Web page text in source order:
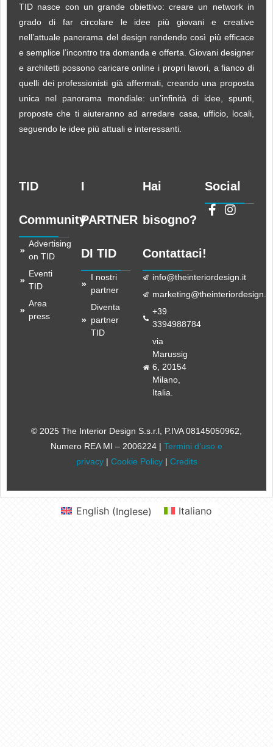
TID nasce con un grande obiettivo: creare un network in
grado di far circolare le idee più giovani e creative
nell’attuale panorama del design rendendo così più efficace
e semplice l’incontro tra domanda e offerta. Giovani designer
e architetti possono caricare online i propri lavori, a fianco di
quelli dei professionisti già affermati, creando una proposta
unica nel panorama mondiale: un’infinità di idee, spunti,
proposte che ti aiuteranno ad arredare casa, ufficio, locali,
seguendo le idee più attuali e interessanti.
TID
Community
Advertising
on TID
Eventi
TID
Area
press
I
PARTNER
DI TID
I nostri
partner
Diventa
partner
TID
Hai
bisogno?
Contattaci!
info@theinteriordesign.it
marketing@theinteriordesign.it
+39
3394988784
via
Marussig
6, 20154
Milano,
Italia.
Social
© 2025 The Interior Design S.s.r.l , P.IVA 08145050962,
Numero REA MI – 2006224 | Termini d’uso e
privacy| Cookie Policy| Credits
English(Inglese) Italiano